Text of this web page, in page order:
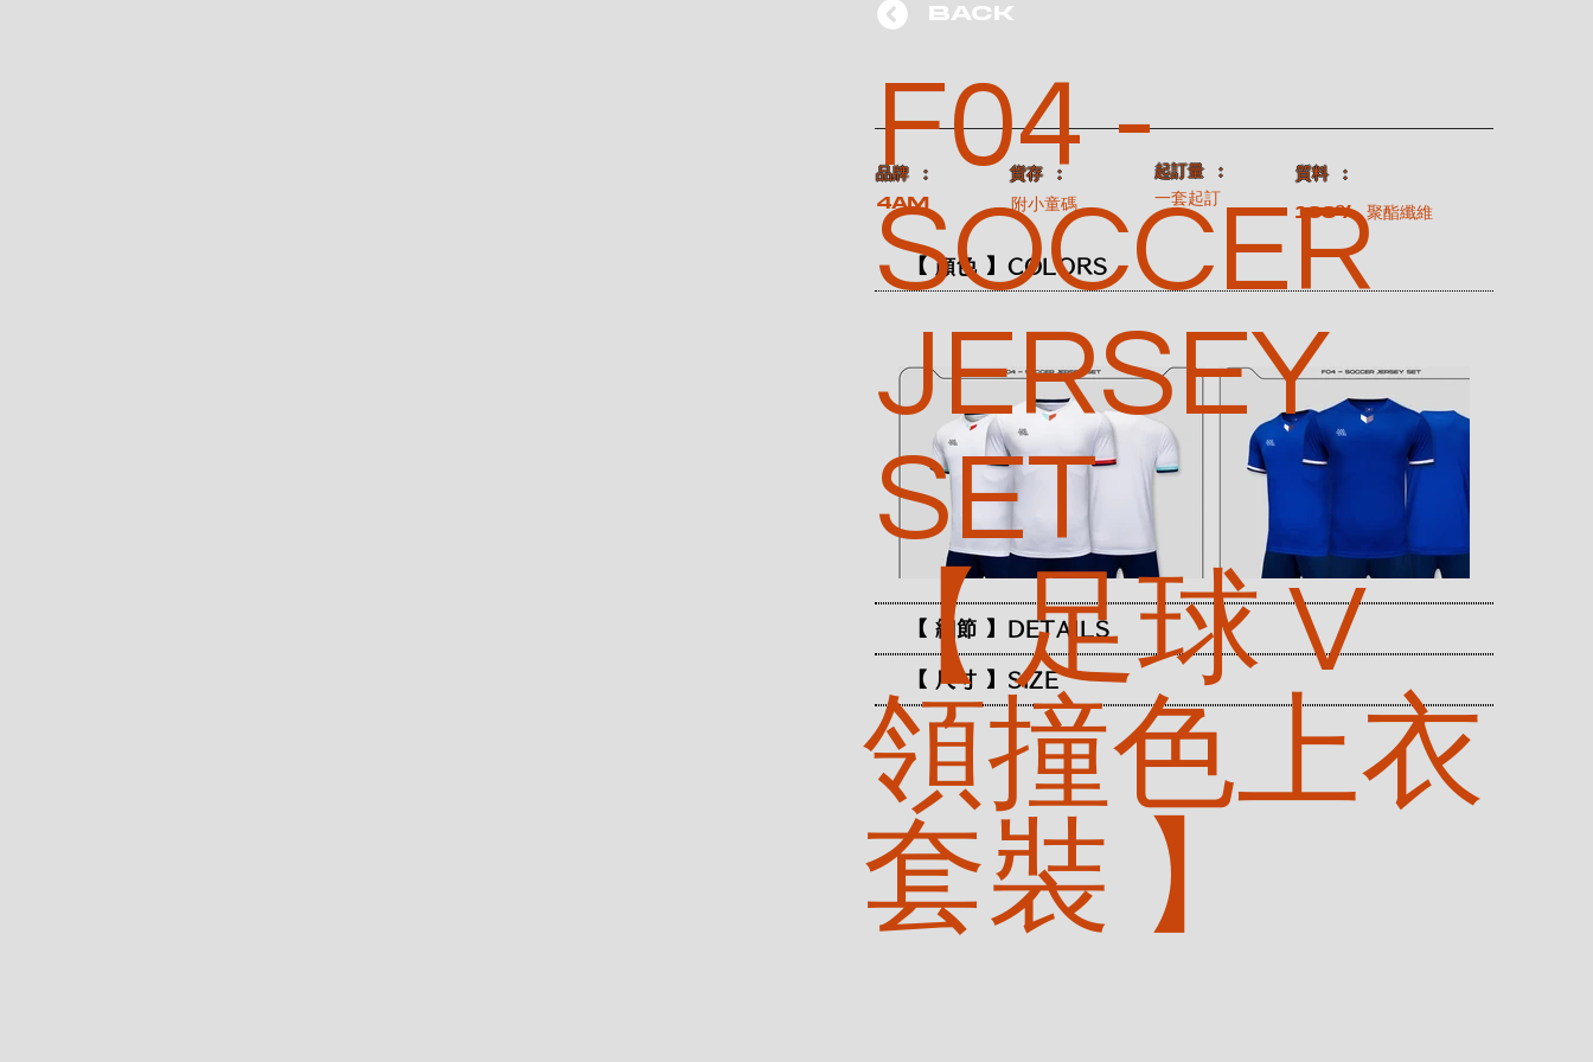
【 顏色 】COLORS
【 細節 】DETAILS
【 尺寸 】SIZE
BACK
F04 -
SOCCER
JERSEY
SET
【 足球 V
領撞色上衣
套裝 】
​品牌 ：
4AM
​貨存 ：
附小童碼
​起訂量 ：
一套起訂
​質料 ：
100% 聚酯纖維